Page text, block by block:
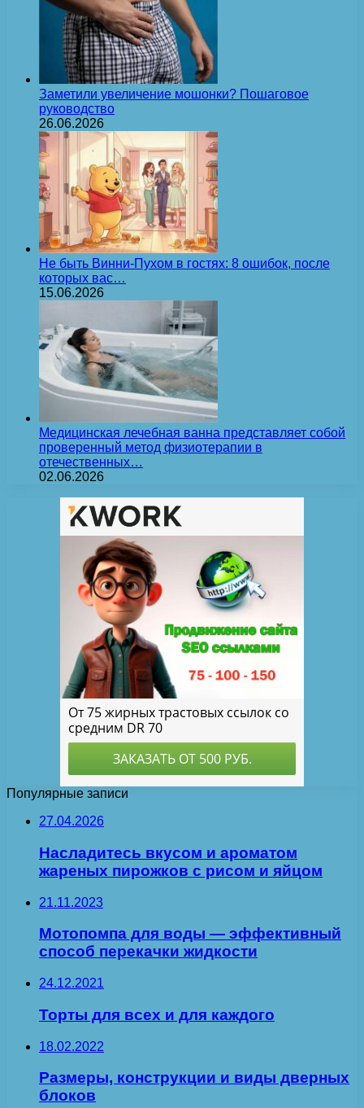
Заметили увеличение мошонки? Пошаговое
руководство
26.06.2026
Не быть Винни-Пухом в гостях: 8 ошибок, после
которых вас…
15.06.2026
Медицинская лечебная ванна представляет собой
проверенный метод физиотерапии в
отечественных…
02.06.2026
Популярные записи
27.04.2026
Насладитесь вкусом и ароматом
жареных пирожков с рисом и яйцом
21.11.2023
Мотопомпа для воды — эффективный
способ перекачки жидкости
24.12.2021
Торты для всех и для каждого
18.02.2022
Размеры, конструкции и виды дверных
блоков